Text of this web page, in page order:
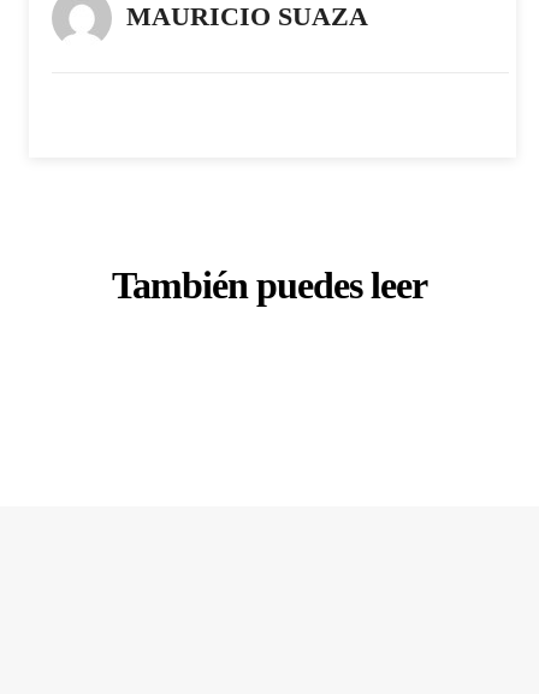
MAURICIO SUAZA
También puedes leer